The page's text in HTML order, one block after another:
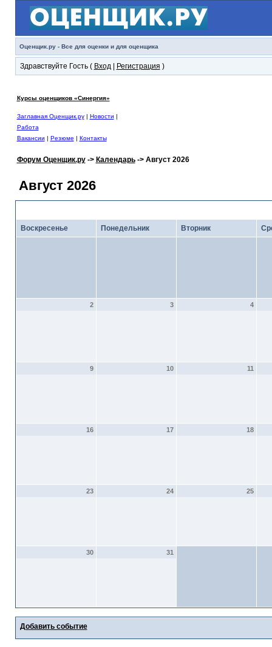
Оценщик.ру - Все для оценки и для оценщика
Здравствуйте Гость ( Вход| Регистрация )
Курсы оценщиков «Синергия»
Заглавная Оценщик.ру| Новости |
Работа
Вакансии | Резюме | Контакты
Форум Оценщик.ру-> Календарь-> Август 2026
Август 2026
Воскресенье Понедельник Вторник
2 3 4
9 10 11
16 17 18
23 24 25
30 31
Добавить событие